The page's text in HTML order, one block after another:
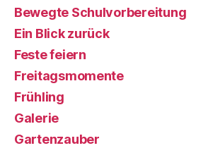
Bewegte Schulvorbereitung
Ein Blick zurück
Feste feiern
Freitagsmomente
Frühling
Galerie
Gartenzauber